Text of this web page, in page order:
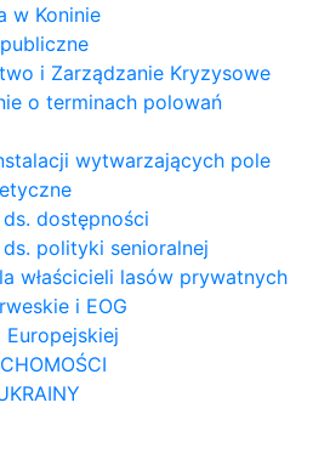
w Koninie
i Zarządzanie Kryzysowe
o terminach polowań
wytwarzających pole
dostępności
polityki senioralnej
właścicieli lasów prywatnych
i EOG